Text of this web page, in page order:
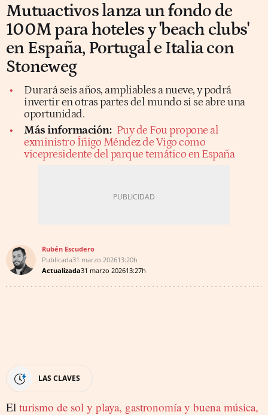
Mutuactivos lanza un fondo de
100M para hoteles y 'beach clubs'
en España, Portugal e Italia con
Stoneweg
Durará seis años, ampliables a nueve, y podrá
invertir en otras partes del mundo si se abre una
oportunidad.
Más información: Puy de Fou propone al
exministro Íñigo Méndez de Vigo como
vicepresidente del parque temático en España
Rubén Escudero
Publicada31 marzo 202613:20h
Actualizada31 marzo 202613:27h
LAS CLAVES
El turismo de sol y playa, gastronomía y buena música,